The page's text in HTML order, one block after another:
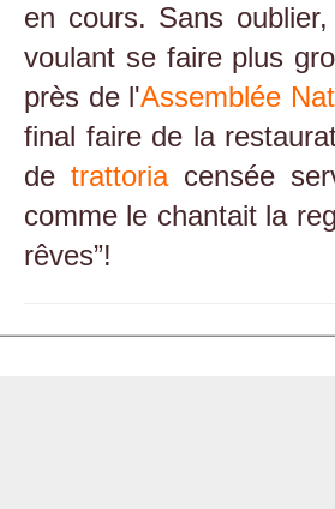
en cours. Sans
voulant se faire plus
près de l'Assemblée
final faire de la
detrattoriacensée
comme le chantait la
rêves”!